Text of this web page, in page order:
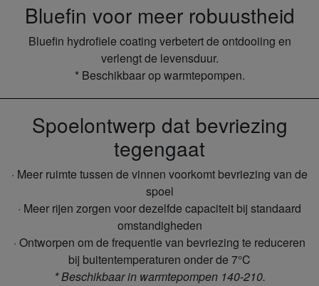
Bluefin voor meer robuustheid
Bluefin hydrofiele coating verbetert de ontdooiing en
verlengt de levensduur.
* Beschikbaar op warmtepompen.
Spoelontwerp dat bevriezing
tegengaat
· Meer ruimte tussen de vinnen voorkomt bevriezing van de
spoel
· Meer rijen zorgen voor dezelfde capaciteit bij standaard
omstandigheden
· Ontworpen om de frequentie van bevriezing te reduceren
bij buitentemperaturen onder de 7°C
* Beschikbaar in warmtepompen 140-210.